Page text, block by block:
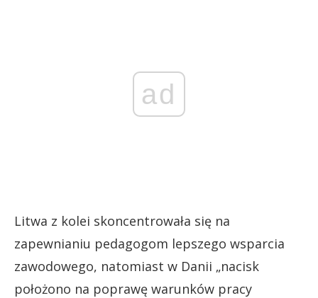
ad
Litwa z kolei skoncentrowała się na
zapewnianiu pedagogom lepszego wsparcia
zawodowego, natomiast w Danii „nacisk
położono na poprawę warunków pracy